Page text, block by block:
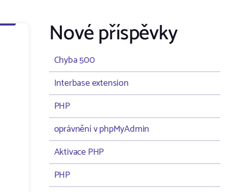
Nové příspěvky
Chyba 500
Interbase extension
PHP
oprávnění v phpMyAdmin
Aktivace PHP
PHP